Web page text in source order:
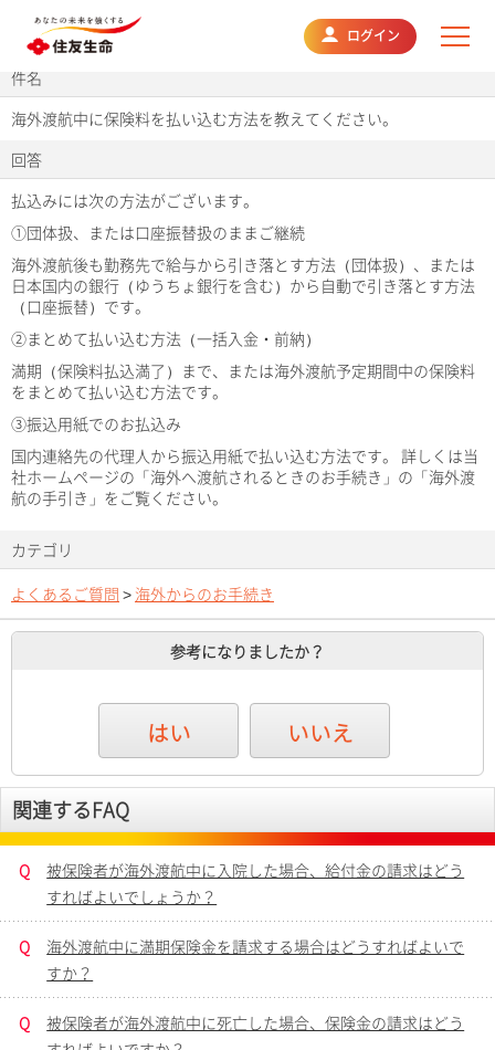
ログイン
よくあるご質問
件名
海外渡航中に保険料を払い込む方法を教えてください。
回答
払込みには次の方法がございます。
①団体扱、または口座振替扱のままご継続
海外渡航後も勤務先で給与から引き落とす方法（団体扱）、または
日本国内の銀行（ゆうちょ銀行を含む）から自動で引き落とす方法
（口座振替）です。
②まとめて払い込む方法（一括入金・前納）
満期（保険料払込満了）まで、または海外渡航予定期間中の保険料
をまとめて払い込む方法です。
③振込用紙でのお払込み
国内連絡先の代理人から振込用紙で払い込む方法です。 詳しくは当
社ホームページの「海外へ渡航されるときのお手続き」の「海外渡
航の手引き」をご覧ください。
カテゴリ
よくあるご質問 >海外からのお手続き
参考になりましたか？
はい いいえ
関連するFAQ
Q
被保険者が海外渡航中に入院した場合、給付金の請求はどう
すればよいでしょうか？
Q
海外渡航中に満期保険金を請求する場合はどうすればよいで
すか？
Q
被保険者が海外渡航中に死亡した場合、保険金の請求はどう